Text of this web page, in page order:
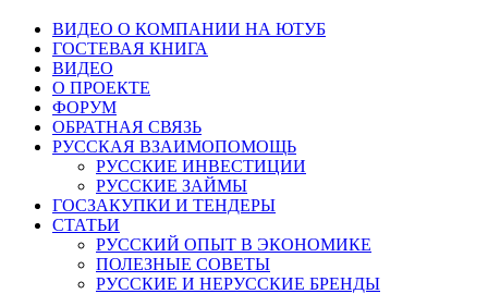
ВИДЕО О КОМПАНИИ НА ЮТУБ
ГОСТЕВАЯ КНИГА
ВИДЕО
О ПРОЕКТЕ
ФОРУМ
ОБРАТНАЯ СВЯЗЬ
РУССКАЯ ВЗАИМОПОМОЩЬ
РУССКИЕ ИНВЕСТИЦИИ
РУССКИЕ ЗАЙМЫ
ГОСЗАКУПКИ И ТЕНДЕРЫ
СТАТЬИ
РУССКИЙ ОПЫТ В ЭКОНОМИКЕ
ПОЛЕЗНЫЕ СОВЕТЫ
РУССКИЕ И НЕРУССКИЕ БРЕНДЫ